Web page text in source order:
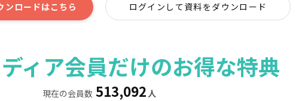
ンロードはこちら ログインして資料をダウンロード
ィア会員だけのお得な特典
現在の会員数 513,092 人